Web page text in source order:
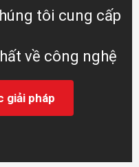
tôi cung cấp
về công nghệ
giải pháp